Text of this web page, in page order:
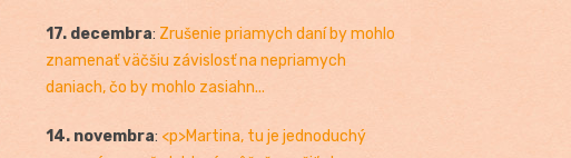
17. decembra: Zrušenie priamych daní by mohlo
znamenať väčšiu závislosť na nepriamych
daniach, čo by mohlo zasiahn...
14. novembra: <p>Martina, tu je jednoduchý